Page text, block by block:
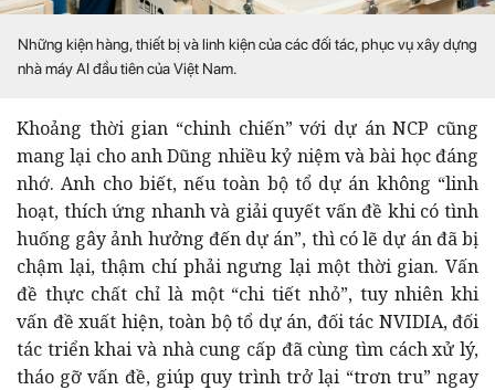
Những kiện hàng, thiết bị và linh kiện của các đối tác, phục vụ xây dựng
nhà máy AI đầu tiên của Việt Nam.
Khoảng thời gian “chinh chiến” với dự án NCP cũng
mang lại cho anh Dũng nhiều kỷ niệm và bài học đáng
nhớ. Anh cho biết, nếu toàn bộ tổ dự án không “linh
hoạt, thích ứng nhanh và giải quyết vấn đề khi có tình
huống gây ảnh hưởng đến dự án”, thì có lẽ dự án đã bị
chậm lại, thậm chí phải ngưng lại một thời gian. Vấn
đề thực chất chỉ là một “chi tiết nhỏ”, tuy nhiên khi
vấn đề xuất hiện, toàn bộ tổ dự án, đối tác NVIDIA, đối
tác triển khai và nhà cung cấp đã cùng tìm cách xử lý,
tháo gỡ vấn đề, giúp quy trình trở lại “trơn tru” ngay